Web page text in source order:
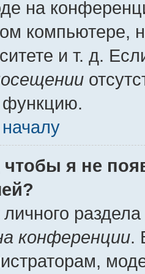
на
компьютере,
и т. д.
функцию.
чтобы я не
личного
конференции.